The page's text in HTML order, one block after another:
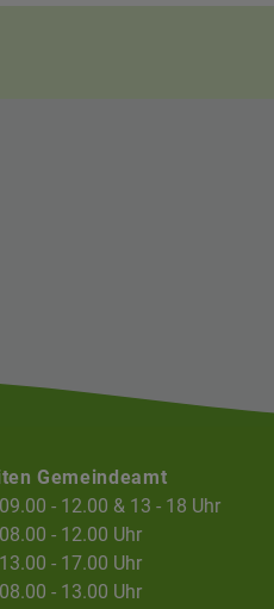
Gemeindeamt
09.00 - 12.00 & 13 - 18 Uhr
08.00 - 12.00 Uhr
13.00 - 17.00 Uhr
08.00 - 13.00 Uhr